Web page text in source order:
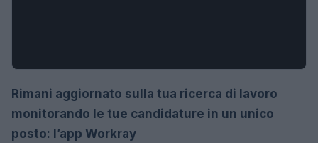
Rimani aggiornato sulla tua ricerca di lavoro
monitorando le tue candidature in un unico
posto: l’app Workray